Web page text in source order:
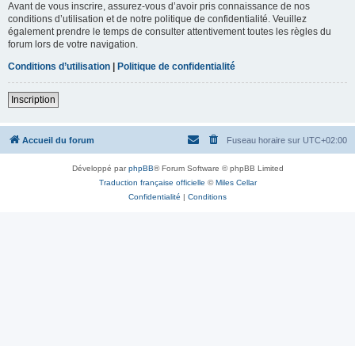
Avant de vous inscrire, assurez-vous d’avoir pris connaissance de nos
conditions d’utilisation et de notre politique de confidentialité. Veuillez
également prendre le temps de consulter attentivement toutes les règles du
forum lors de votre navigation.
Conditions d’utilisation | Politique de confidentialité
Inscription
Accueil du forum Fuseau horaire sur UTC+02:00
Développé parphpBB® Forum Software © phpBB Limited
Traduction française officielle ©Miles Cellar
Confidentialité | Conditions